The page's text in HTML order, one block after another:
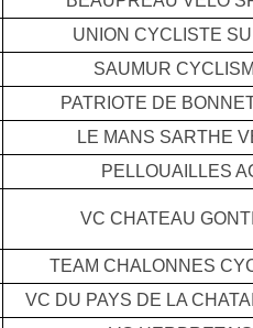
UNION CYCLISTE
SAUMUR
PATRIOTE DE
LE MANS SARTHE
PELLOUAILLES
VC CHATEAU
TEAM CHALONNES
VC DU PAYS DE LA